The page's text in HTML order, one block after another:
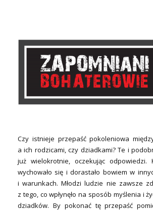
Czy istnieje przepaść pokoleniowa
a ich rodzicami, czy dziadkami? Te i
już wielokrotnie, oczekując odpowiedzi.
wychowało się i dorastało bowiem w
i warunkach. Młodzi ludzie nie zawsze
z tego, co wpłynęło na sposób myślenia i
dziadków. By pokonać tę przepaść